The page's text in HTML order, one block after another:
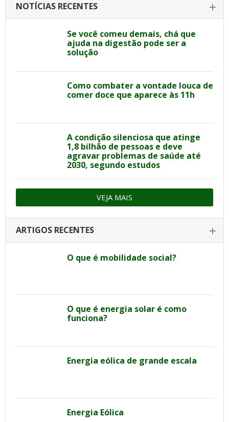
NOTÍCIAS RECENTES
Se você comeu demais, chá que
ajuda na digestão pode ser a
solução
Como combater a vontade louca de
comer doce que aparece às 11h
A condição silenciosa que atinge
1,8 bilhão de pessoas e deve
agravar problemas de saúde até
2030, segundo estudos
VEJA MAIS
ARTIGOS RECENTES
O que é mobilidade social?
O que é energia solar é como
funciona?
Energia eólica de grande escala
Energia Eólica